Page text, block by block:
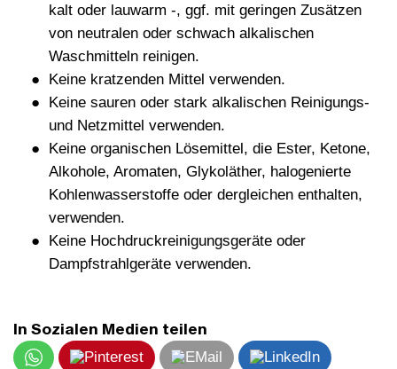
kalt oder lauwarm -, ggf. mit geringen Zusätzen
von neutralen oder schwach alkalischen
Waschmitteln reinigen.
Keine kratzenden Mittel verwenden.
Keine sauren oder stark alkalischen Reinigungs-
und Netzmittel verwenden.
Keine organischen Lösemittel, die Ester, Ketone,
Alkohole, Aromaten, Glykoläther, halogenierte
Kohlenwasserstoffe oder dergleichen enthalten,
verwenden.
Keine Hochdruckreinigungsgeräte oder
Dampfstrahlgeräte verwenden.
In Sozialen Medien teilen